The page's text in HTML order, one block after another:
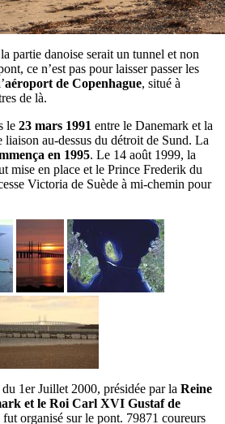
partie danoise serait un tunnel et non
ce n’est pas pour laisser passer les
aéroport de Copenhague, situé à
de là.
le 23 mars 1991 entre le Danemark et la
liaison au-dessus du détroit de Sund. La
en 1995. Le 14 août 1999, la
mise en place et le Prince Frederik du
Victoria de Suède à mi-chemin pour
1er Juillet 2000, présidée par la Reine
et le Roi Carl XVI Gustaf de
organisé sur le pont. 79871 coureurs